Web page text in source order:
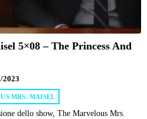
5×08 – The Princess And
2023
MRS. MAISEL
dello show, The Marvelous Mrs.